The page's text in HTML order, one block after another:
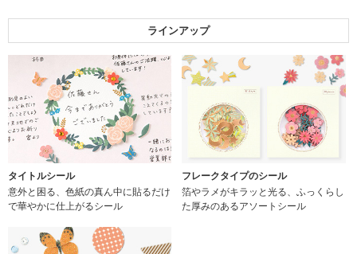
ラインアップ
タイトルシール
意外と困る、色紙の真ん中に貼るだけ
で華やかに仕上がるシール
フレークタイプのシール
箔やラメがキラッと光る、ふっくらし
た厚みのあるアソートシール